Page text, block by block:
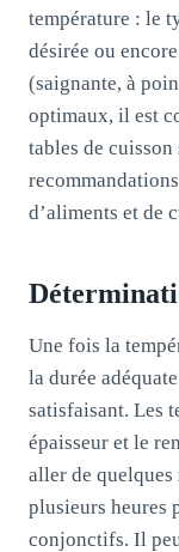
température : le
désirée ou
(saignante, à
optimaux, il est
tables de
d’aliments et de
Une fois la
la durée
satisfaisant. Les
épaisseur et le
aller de quelques
plusieurs heures
conjonctifs. Il